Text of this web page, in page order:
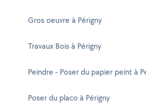
Gros oeuvre à Périgny
Travaux Bois à Périgny
Peindre - Poser du papier peint à
Poser du placo à Périgny